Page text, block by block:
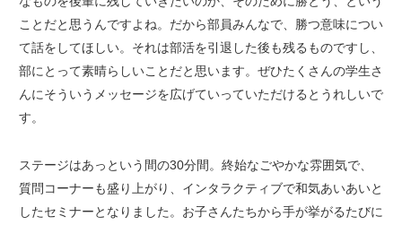
ことだと思うんですよね。だから部員みんなで、勝つ意味につい
て話をしてほしい。それは部活を引退した後も残るものですし、
部にとって素晴らしいことだと思います。ぜひたくさんの学生さ
んにそういうメッセージを広げていっていただけるとうれしいで
す。
ステージはあっという間の30分間。終始なごやかな雰囲気で、
質問コーナーも盛り上がり、インタラクティブで和気あいあいと
したセミナーとなりました。お子さんたちから手が挙がるたびに